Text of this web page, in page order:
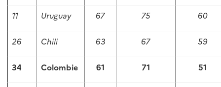
11 Uruguay 67 75 60
26 Chili 63 67 59
34 Colombie 61 71 51